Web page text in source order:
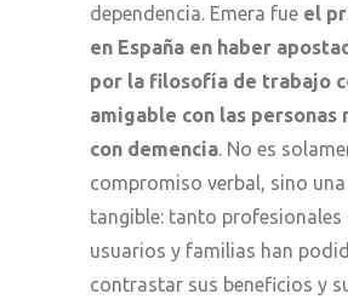
dependencia. Emera fue el
en España en haber
por la filosofía de trabajo
amigable con las personas
con demencia. No es
compromiso verbal, sino
tangible: tanto profesionales
usuarios y familias han
contrastar sus beneficios y